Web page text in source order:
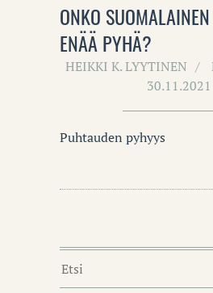
ONKO
ENÄÄ PYHÄ?
HEIKKI K. LYYTINEN
30.11.2021
Puhtauden pyhyys